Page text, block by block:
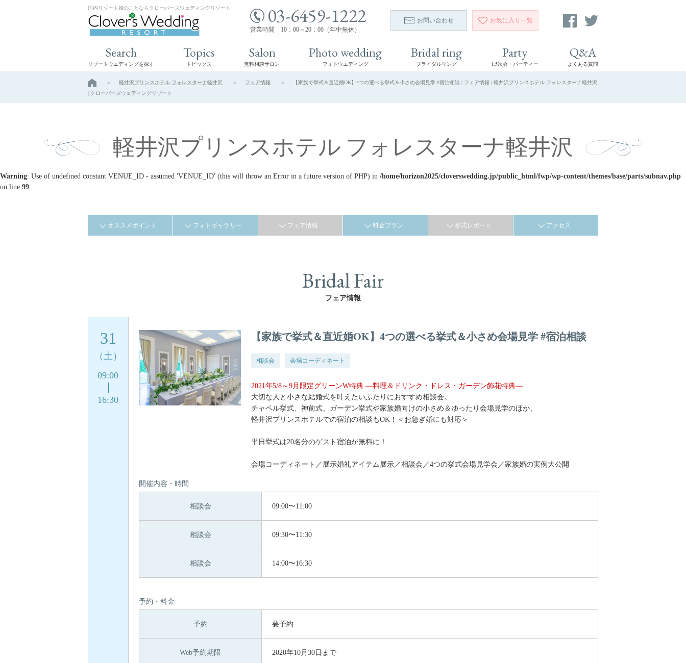
国内リゾート婚のことならクローバーズウェディングリゾート 03-6459-1222
営業時間 10：00～20：00（年中無休）
お問い合わせ お気に入り 一覧
Search
リゾートウエディングを探す
Topics
トピックス
Salon
無料相談サロン
Photo wedding
フォトウエディング
Bridal ring
ブライダルリング
Party
1.5次会・パーティー
Q&A
よくある質問
軽井沢プリンスホテル フォレスターナ軽井沢 フェア情報
【家族で挙式＆直近婚OK】4つの選べる挙式＆小さめ会場見学 #宿泊相談 | フェア情報 | 軽井沢プリンスホテル フォレスターナ軽井沢
| クローバーズウェディングリゾート
軽井沢プリンスホテル フォレスターナ軽井沢
Warning: Use of undefined constant VENUE_ID - assumed 'VENUE_ID' (this will throw an Error in a future version of PHP) in /home/horizon2025/cloverswedding.jp/public_html/fwp/wp-content/themes/base/parts/subnav.php
on line 99
オススメポイント フォトギャラリー フェア情報 料金プラン 挙式レポート アクセス
Bridal Fair
フェア情報
31
（土）
09:00
16:30
【家族で挙式＆直近婚OK】4つの選べる挙式＆小さめ会場見学 #宿泊相談
相談会 会場コーディネート
2021年5/8～9月限定グリーンW特典 —料理＆ドリンク・ドレス・ガーデン飾花特典—
大切な人と小さな結婚式を叶えたいふたりにおすすめ相談会。
チャペル挙式、神前式、ガーデン挙式や家族婚向けの小さめ＆ゆったり会場見学のほか、
軽井沢プリンスホテルでの宿泊の相談もOK！＜お急ぎ婚にも対応＞
平日挙式は20名分のゲスト宿泊が無料に！
会場コーディネート／展示婚礼アイテム展示／相談会／4つの挙式会場見学会／家族婚の実例大公開
開催内容・時間
相談会 09:00〜11:00
相談会 09:30〜11:30
相談会 14:00〜16:30
予約・料金
予約 要予約
Web予約期限 2020年10月30日まで